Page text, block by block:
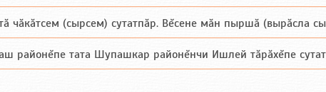
чăкăтсем (сырсем) сутатпăр. Вĕсене мăн пыршă (вырăсла
районĕпе тата Шупашкар районĕнчи Ишлей тăрăхĕпе сутатăп.